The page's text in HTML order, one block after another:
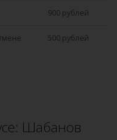
900 рублей
500 рублей
Шабанов